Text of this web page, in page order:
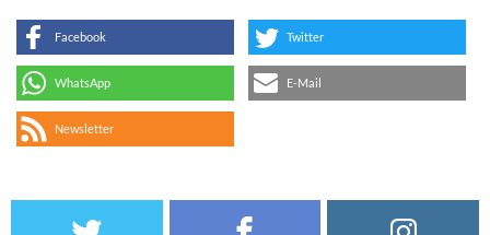
Facebook Twitter
WhatsApp E-Mail
Newsletter